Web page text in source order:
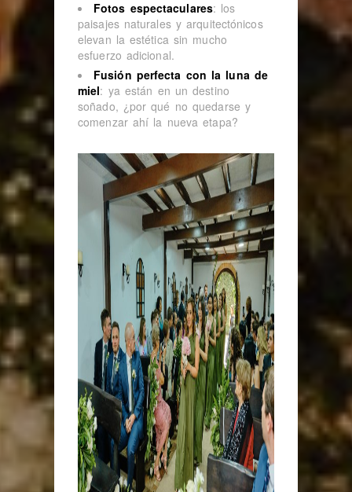
Fotos espectaculares: los
paisajes naturales y arquitectónicos
elevan la estética sin mucho
esfuerzo adicional.
Fusión perfecta con la luna de
miel: ya están en un destino
soñado, ¿por qué no quedarse y
comenzar ahí la nueva etapa?